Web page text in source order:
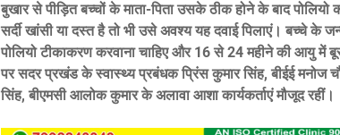
बुखार से पीड़ित बच्चों के माता-पिता उसके ठीक होने के बाद
सर्दी खांसी या दस्त है तो भी उसे अवश्य यह दवाई पिलाएं। बच्चे के
पोलियो टीकाकरण करवाना चाहिए और 16 से 24 महीने की आयु में
पर सदर प्रखंड के स्वास्थ्य प्रबंधक प्रिंस कुमार सिंह, बीईई मनोज
सिंह, बीएमसी आलोक कुमार के अलावा आशा कार्यकर्ताएं मौजूद रहीं।